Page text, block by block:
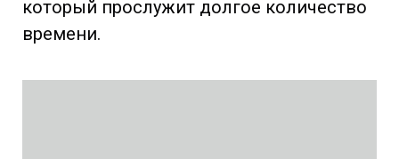
который прослужит долгое количество
времени.